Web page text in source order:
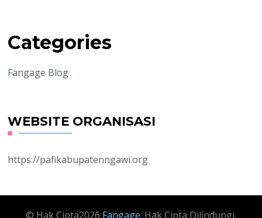
Categories
Fangage Blog
WEBSITE ORGANISASI
https://pafikabupatenngawi.org
© Hak Cipta2026 Fangage. Hak Cipta Dilindungi.